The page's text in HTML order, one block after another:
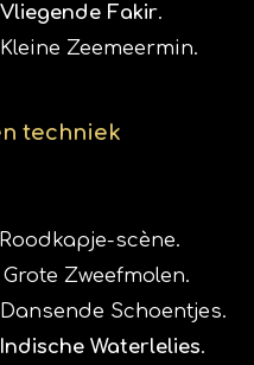
Vliegende Fakir.
Zeemeermin.
techniek
scène.
Zweefmolen.
Schoentjes.
Indische Waterlelies.